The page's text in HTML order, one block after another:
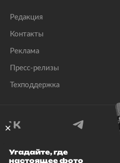
Редакция
Контакты
Реклама
Пресс-релизы
Техподдержка
© 1999–2026 Все
Угадайте, где
настоящее фото